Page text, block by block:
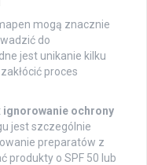
mogą znacznie
do
jest unikanie kilku
proces
ignorowanie ochrony
jest szczególnie
preparatów z
produkty o SPF 50 lub